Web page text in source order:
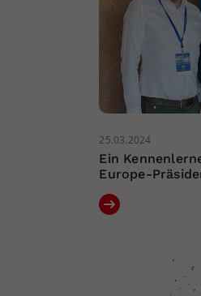
25.03.2024
Ein
Europe-